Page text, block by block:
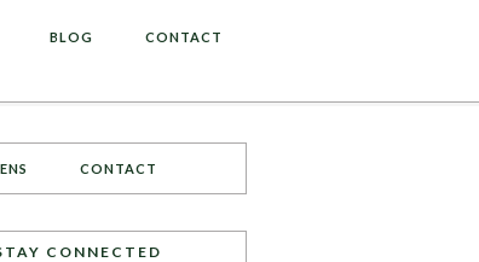
BLOG CONTACT
CONTACT
CONNECTED